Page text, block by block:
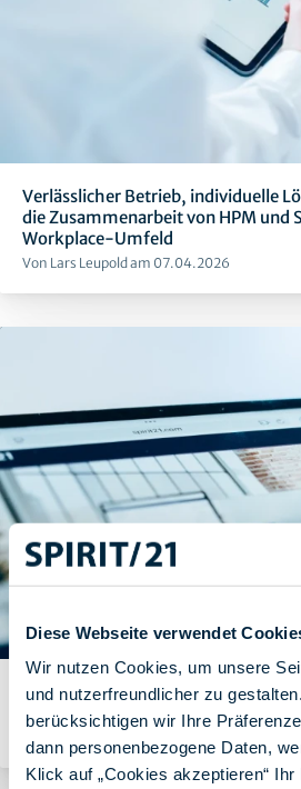
Diese Webseite verwendet
Wir nutzen Cookies, um unsere
und nutzerfreundlicher zu
berücksichtigen wir Ihre
dann personenbezogene Daten,
Klick auf „Cookies akzeptieren“
Verlässlicher Betrieb, individuelle
die Zusammenarbeit von HPM und
Workplace-Umfeld
Von Lars Leupold am 07.04.2026
Tenant-Migration Microsoft Teams
reibungslos